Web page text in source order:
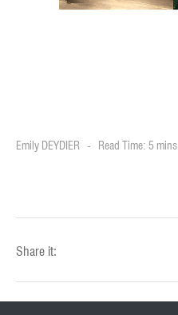
Emily DEYDIER Read Time: 5 mins
Share it: